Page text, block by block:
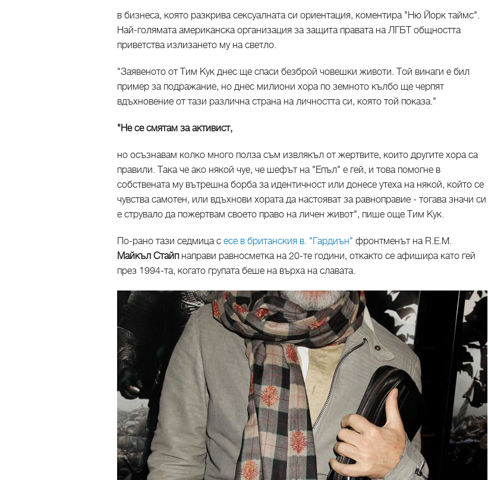
в бизнеса, която разкрива сексуалната си ориентация, коментира "Ню Йорк таймс".
Най-голямата американска организация за защита правата на ЛГБТ общността
приветства излизането му на светло.
"Заявеното от Тим Кук днес ще спаси безброй човешки животи. Той винаги е бил
пример за подражание, но днес милиони хора по земното кълбо ще черпят
вдъхновение от тази различна страна на личността си, която той показа."
"Не се смятам за активист,
но осъзнавам колко много полза съм извлякъл от жертвите, които другите хора са
правили. Така че ако някой чуе, че шефът на "Епъл" е гей, и това помогне в
собствената му вътрешна борба за идентичност или донесе утеха на някой, който се
чувства самотен, или вдъхнови хората да настояват за равноправие - тогава значи си
е струвало да пожертвам своето право на личен живот", пише още Тим Кук.
По-рано тази седмица с есе в британския в. "Гардиън" фронтменът на R.E.M.
Майкъл Стайпнаправи равносметка на 20-те години, откакто се афишира като гей
през 1994-та, когато групата беше на върха на славата.